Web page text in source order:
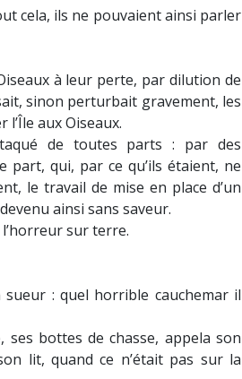
cela, ils ne pouvaient ainsi parler
à leur perte, par dilution de
sinon perturbait gravement, les
aux Oiseaux.
de toutes parts : par des
part, qui, par ce qu’ils étaient, ne
le travail de mise en place d’un
ainsi sans saveur.
sur terre.
: quel horrible cauchemar il
bottes de chasse, appela son
lit, quand ce n’était pas sur la